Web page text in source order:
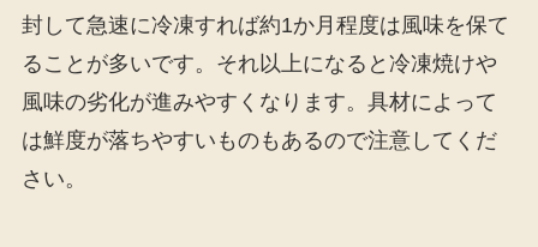
封して急速に冷凍すれば約1か月程度は風味を保て
ることが多いです。それ以上になると冷凍焼けや
風味の劣化が進みやすくなります。具材によって
は鮮度が落ちやすいものもあるので注意してくだ
さい。